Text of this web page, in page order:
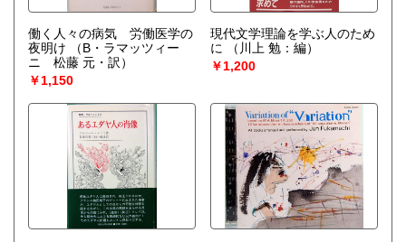
働く人々の病気 労働医学の
夜明け
（B・ラマッツィー
ニ 松藤 元・訳）
￥1,150
現代文学理論を学ぶ人のため
に
（川上 勉：編）
￥1,200